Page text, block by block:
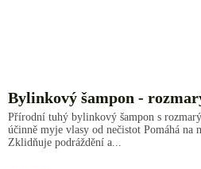
Bylinkový šampon -
Přírodní tuhý bylinkový šampon s
účinně myje vlasy od nečistot Pomáhá na
Zklidňuje podráždění a...